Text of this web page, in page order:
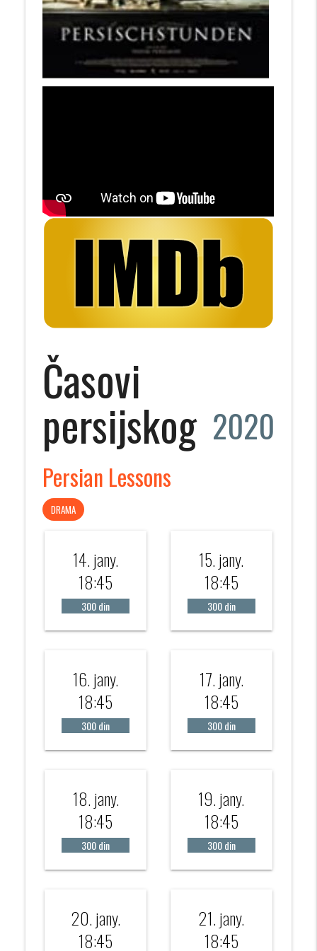
Časovi
persijskog 2020
Persian Lessons
DRAMA
14. jany.
18:45
300 din
15. jany.
18:45
300 din
16. jany.
18:45
300 din
17. jany.
18:45
300 din
18. jany.
18:45
300 din
19. jany.
18:45
300 din
20. jany.
18:45
21. jany.
18:45